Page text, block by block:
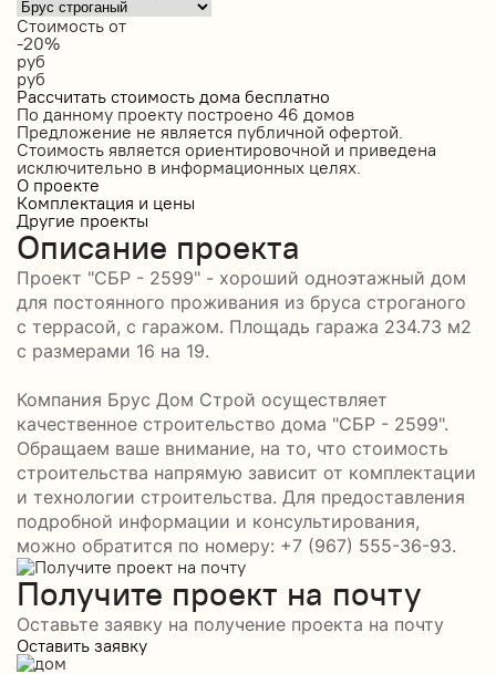
Стоимость от
-20%
руб
руб
Рассчитать стоимость дома бесплатно
По данному проекту построено 46 домов
Предложение не является публичной офертой.
Стоимость является ориентировочной и приведена
исключительно в информационных целях.
О проекте
Комплектация и цены
Другие проекты
Описание проекта
Проект "СБР - 2599" - хороший одноэтажный дом
для постоянного проживания из бруса строганого
с террасой, с гаражом. Площадь гаража 234.73 м2
с размерами 16 на 19.
Компания Брус Дом Строй осуществляет
качественное строительство дома "СБР - 2599".
Обращаем ваше внимание, на то, что стоимость
строительства напрямую зависит от комплектации
и технологии строительства. Для предоставления
подробной информации и консультирования,
можно обратится по номеру: +7 (967) 555-36-93.
Получите проект на почту
Оставьте заявку на получение проекта на почту
Оставить заявку